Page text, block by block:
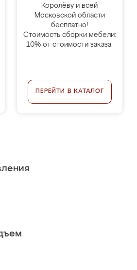
Королёву и всей
Московской области
бесплатно!
Стоимость сборки мебели:
10% от стоимости заказа.
ПЕРЕЙТИ В КАТАЛОГ